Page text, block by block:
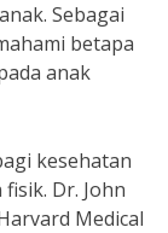
Sebagai
betapa
anak
kesehatan
Dr. John
Medical